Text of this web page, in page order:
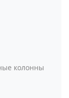
колонны